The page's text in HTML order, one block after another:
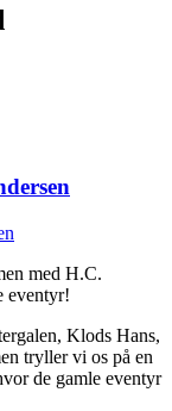
med H.C.
eventyr!
Klods Hans,
tryller vi os på en
de gamle eventyr